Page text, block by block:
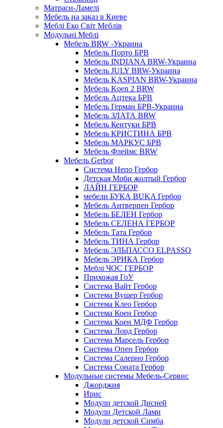
Матраси-Ламелі
Мебель на заказ в Киеве
Меблі Еко Світ Меблів
Модульні Меблі
Мебель BRW -Украина
Мебель Порто БРВ
Мебель INDIANA BRW-Украина
Мебель JULY BRW-Украина
Мебель KASPIAN BRW-Украина
Мебель Koen 2 BRW
Мебель Ацтека БРВ
Мебель Герман БРВ-Украина
Мебель ЗЛАТА BRW
Мебель Кентуки БРВ
Мебель КРИСТИНА БРВ
Мебель МАРКУС БРВ
Мебель Флеймс BRW
Мебель Gerbor
Cистема Непо Гербор
Детская Моби жолтый Гербор
ЛАЙН ГЕРБОР
мебели БУКА BUKA Гербор
Мебель Антверпен Гербор
Мебель БЕЛЕН Гербор
Мебель СЕЛЕНА ГЕРБОР
Мебель Тата Гербор
Мебель ТИНА Гербор
Мебель ЭЛЬПАССО ELPASSO
Мебель ЭРИКА Гербор
Меблі ЧОС ГЕРБОР
Прихожая ГоУ
Система Вайт Гербор
Система Вушер Гербор
Система Клео Гербор
Система Коен Гербор
Система Коен МДФ Гербор
Система Лорд Гербор
Система Марсель Гербор
Система Опен Гербор
Система Салерно Гербор
Система Соната Гербор
Модульные системы Мебель-Сервис
Джорджия
Ирис
Модули детской Дисней
Модули Детской Лами
Модули детской Симба